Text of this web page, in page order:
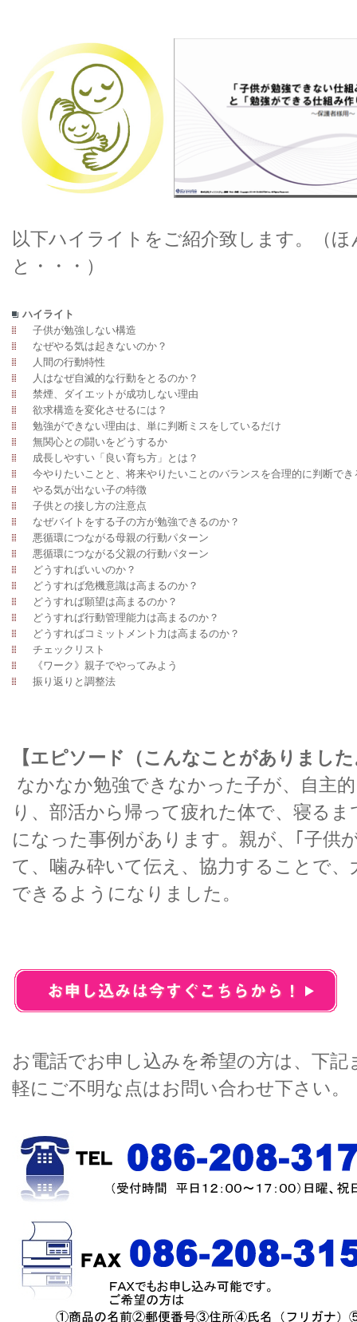
以下ハイライトをご紹介致します。（
と・・・）
ハイライト
子供が勉強しない構造
なぜやる気は起きないのか？
人間の行動特性
人はなぜ自滅的な行動をとるのか？
禁煙、ダイエットが成功しない理由
欲求構造を変化させるには？
勉強ができない理由は、単に判断ミスをしているだけ
無関心との闘いをどうするか
成長しやすい「良い育ち方」とは？
今やりたいことと、将来やりたいことのバランスを合理的に判断でき
やる気が出ない子の特徴
子供との接し方の注意点
なぜバイトをする子の方が勉強できるのか？
悪循環につながる母親の行動パターン
悪循環につながる父親の行動パターン
どうすればいいのか？
どうすれば危機意識は高まるのか？
どうすれば願望は高まるのか？
どうすれば行動管理能力は高まるのか？
どうすればコミットメント力は高まるのか？
チェックリスト
《ワーク》親子でやってみよう
振り返りと調整法
【エピソード（こんなことがありまし
なかなか勉強できなかった子が、自主
り、部活から帰って疲れた体で、寝る
になった事例があります。親が、｢子供
て、噛み砕いて伝え、協力することで
できるようになりました。
お電話でお申し込みを希望の方は、下
軽にご不明な点はお問い合わせ下さい。